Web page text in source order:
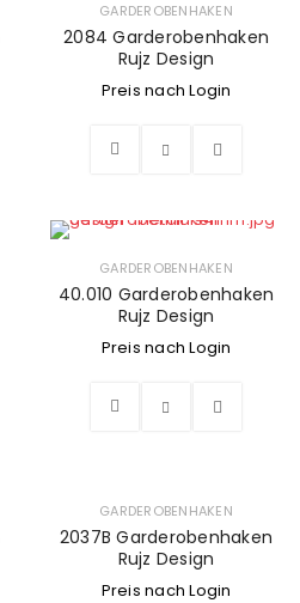
GARDEROBENHAKEN
2084 Garderobenhaken
Rujz Design
Preis nach Login
GARDEROBENHAKEN
40.010 Garderobenhaken
Rujz Design
Preis nach Login
GARDEROBENHAKEN
2037B Garderobenhaken
Rujz Design
Preis nach Login